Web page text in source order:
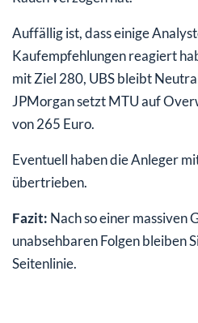
Auffällig ist, dass einige
Kaufempfehlungen reagiert
mit Ziel 280, UBS bleibt
JPMorgan setzt MTU auf
von 265 Euro.
Eventuell haben die Anleger
übertrieben.
Fazit: Nach so einer massiven
unabsehbaren Folgen bleiben
Seitenlinie.